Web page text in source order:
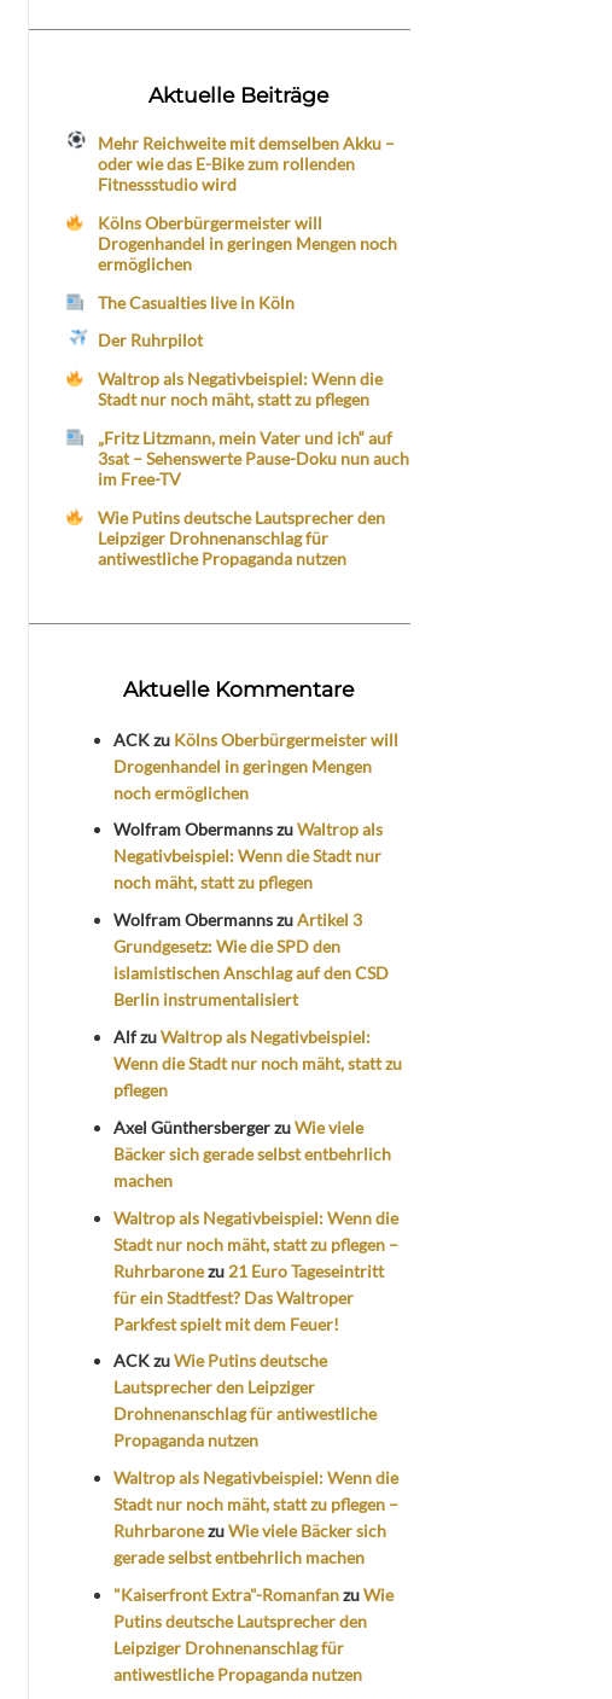
Aktuelle Beiträge
Mehr Reichweite mit demselben Akku –
oder wie das E-Bike zum rollenden
Fitnessstudio wird
Kölns Oberbürgermeister will
Drogenhandel in geringen Mengen noch
ermöglichen
The Casualties live in Köln
Der Ruhrpilot
Waltrop als Negativbeispiel: Wenn die
Stadt nur noch mäht, statt zu pflegen
„Fritz Litzmann, mein Vater und ich“ auf
3sat – Sehenswerte Pause-Doku nun auch
im Free-TV
Wie Putins deutsche Lautsprecher den
Leipziger Drohnenanschlag für
antiwestliche Propaganda nutzen
Aktuelle Kommentare
ACKzu Kölns Oberbürgermeister will
Drogenhandel in geringen Mengen
noch ermöglichen
Wolfram ObermannszuWaltrop als
Negativbeispiel: Wenn die Stadt nur
noch mäht, statt zu pflegen
Wolfram ObermannszuArtikel 3
Grundgesetz: Wie die SPD den
islamistischen Anschlag auf den CSD
Berlin instrumentalisiert
AlfzuWaltrop als Negativbeispiel:
Wenn die Stadt nur noch mäht, statt zu
pflegen
Axel GünthersbergerzuWie viele
Bäcker sich gerade selbst entbehrlich
machen
Waltrop als Negativbeispiel: Wenn die
Stadt nur noch mäht, statt zu pflegen –
Ruhrbaronezu 21 Euro Tageseintritt
für ein Stadtfest? Das Waltroper
Parkfest spielt mit dem Feuer!
ACKzuWie Putins deutsche
Lautsprecher den Leipziger
Drohnenanschlag für antiwestliche
Propaganda nutzen
Waltrop als Negativbeispiel: Wenn die
Stadt nur noch mäht, statt zu pflegen –
RuhrbaronezuWie viele Bäcker sich
gerade selbst entbehrlich machen
"Kaiserfront Extra"-RomanfanzuWie
Putins deutsche Lautsprecher den
Leipziger Drohnenanschlag für
antiwestliche Propaganda nutzen